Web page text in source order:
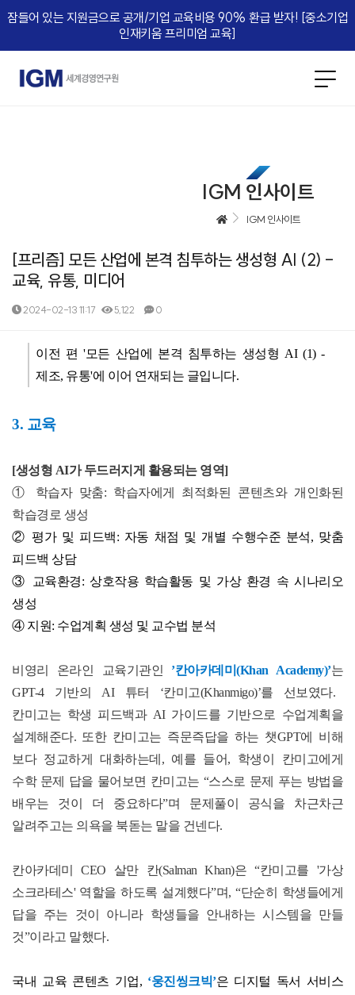
잠들어 있는 지원금으로 공개/기업 교육비용 90% 환급 받자! [중소기업
인재키움 프리미엄 교육]​
IGM 인사이트
IGM 인사이트
[프리즘] 모든 산업에 본격 침투하는 생성형 AI (2) -
교육, 유통, 미디어
2024-02-13 11:17 5,122 0
이전 편 '모든 산업에 본격 침투하는 생성형 AI (1) -
제조, 유통'에 이어 연재되는 글입니다.
3. 교육
[생성형 AI가 두드러지게 활용되는 영역]
① 학습자 맞춤: 학습자에게 최적화된 콘텐츠와 개인화된
학습경로 생성
② 평가 및 피드백: 자동 채점 및 개별 수행수준 분석, 맞춤
피드백 상담
③ 교육환경:상호작용 학습활동 및 가상 환경 속 시나리오
생성
④ 지원: 수업계획 생성 및 교수법 분석
비영리 온라인 교육기관인 ’칸아카데미(Khan Academy)’는
GPT-4 기반의 AI 튜터 ‘칸미고(Khanmigo)’를 선보였다.
칸미고는 학생 피드백과AI 가이드를 기반으로 수업계획을
설계해준다. 또한 칸미고는 즉문즉답을 하는 챗GPT에 비해
보다 정교하게 대화하는데 , 예를 들어, 학생이 칸미고에게
수학 문제 답을 물어보면 칸미고는 “스스로 문제 푸는 방법을
배우는 것이 더 중요하다”며 문제풀이 공식을 차근차근
알려주고는 의욕을 북돋는 말을 건넨다.
칸아카데미 CEO 살만 칸(Salman Khan)은 “칸미고를 '가상
소크라테스' 역할을 하도록 설계했다”며, “단순히 학생들에게
답을 주는 것이 아니라 학생들을 안내하는 시스템을 만들
것”이라고 말했다.
국내 교육 콘텐츠 기업, ‘웅진씽크빅’은 디지털 독서 서비스